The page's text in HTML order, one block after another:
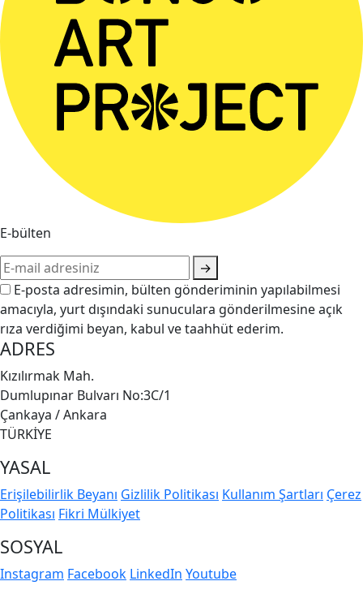
E-bülten
→
E-posta adresimin, bülten gönderiminin yapılabilmesi
amacıyla, yurt dışındaki sunuculara gönderilmesine açık
rıza verdiğimi beyan, kabul ve taahhüt ederim.
ADRES
Kızılırmak Mah.
Dumlupınar Bulvarı No:3C/1
Çankaya / Ankara
TÜRKİYE
YASAL
Erişilebilirlik Beyanı Gizlilik Politikası Kullanım Şartları Çerez
Politikası Fikri Mülkiyet
SOSYAL
Instagram Facebook LinkedIn Youtube